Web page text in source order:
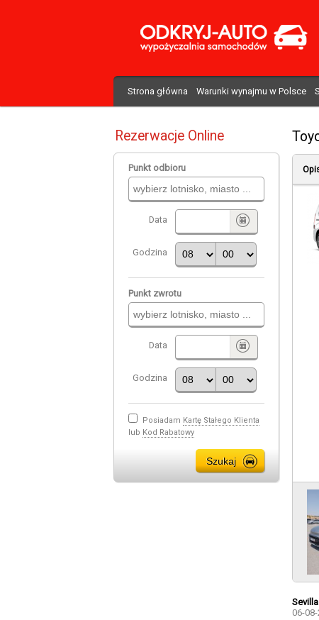
Strona główna Warunki wynajmu w Polsce
Rezerwacje Online
Punkt odbioru
Data
Godzina
Punkt zwrotu
Data
Godzina
Posiadam Kartę Stałego Klienta
lub Kod Rabatowy
Sevilla
06-